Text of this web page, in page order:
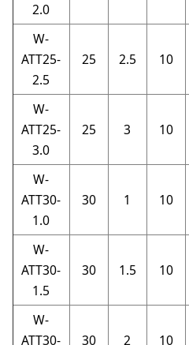
2.0
W-
ATT25-
2.5
25 2.5 10
W-
ATT25-
3.0
25 3 10
W-
ATT30-
1.0
30 1 10
W-
ATT30-
1.5
30 1.5 10
W-
ATT30-
30 2 10